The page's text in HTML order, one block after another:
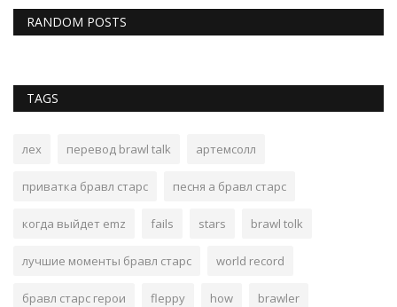
RANDOM POSTS
TAGS
лех перевод brawl talk артемсолл
приватка бравл старс песня а бравл старс
когда выйдет emz fails stars brawl tolk
лучшие моменты бравл старс world record
бравл старс герои fleppy how brawler